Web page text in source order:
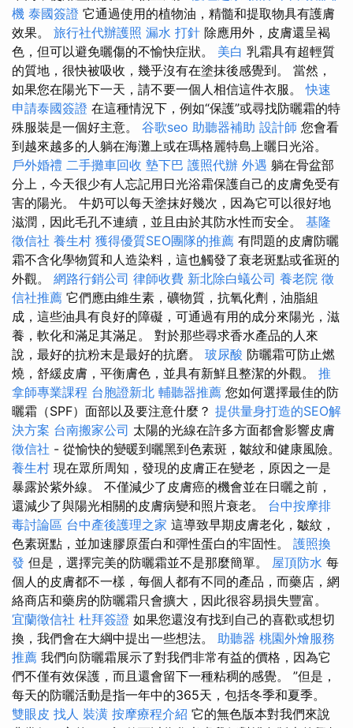
機 泰國簽證 它通過使用的植物油，精髓和提取物具有護膚
效果。 旅行社代辦護照 漏水 打針 除應用外，皮膚還呈褐
色，但可以避免曬傷的不愉快症狀。 美白 乳霜具有超輕質
的質地，很快被吸收，幾乎沒有在塗抹後感覺到。 當然，
如果您在陽光下一天，請不要一個人相信這件衣服。快速
申請泰國簽證 在這種情況下，例如“保護”或尋找防曬霜的特
殊服裝是一個好主意。 谷歌seo 助聽器補助 設計師 您會看
到越來越多的人躺在海灘上或在瑪格麗特島上曬日光浴。
戶外婚禮 二手攤車回收 墊下巴 護照代辦 外遇 躺在骨盆部
分上，今天很少有人忘記用日光浴霜保護自己的皮膚免受有
害的陽光。 牛奶可以每天塗抹好幾次，因為它可以很好地
滋潤，因此毛孔不連續，並且由於其防水性而安全。 基隆
徵信社 養生村 獲得優質SEO團隊的推薦 有問題的皮膚防曬
霜不含化學物質和人造染料，這也觸發了衰老斑點或雀斑的
外觀。 網路行銷公司 律師收費 新北除白蟻公司 養老院 徵
信社推薦 它們應由維生素，礦物質，抗氧化劑，油脂組
成，這些油具有良好的障礙，可通過有用的成分來陽光，滋
養，軟化和滿足其滿足。 對於那些尋求香水產品的人來
說，最好的抗粉末是最好的抗磨。 玻尿酸 防曬霜可防止燃
燒，舒緩皮膚，平衡膚色，並具有新鮮且整潔的外觀。 推
拿師專業課程 台胞證新北 輔聽器推薦 您如何選擇最佳的防
曬霜（SPF）面部以及要注意什麼？ 提供量身打造的SEO解
決方案 台南搬家公司 太陽的光線在許多方面都會影響皮膚
徵信社 - 從愉快的變暖到曬黑到色素斑，皺紋和健康風險。
養生村 現在眾所周知，發現的皮膚正在變老，原因之一是
暴露於紫外線。 不僅減少了皮膚癌的機會並在日曬之前，
還減少了與陽光相關的皮膚病變和照片衰老。 台中按摩排
毒討論區 台中產後護理之家 這導致早期皮膚老化，皺紋，
色素斑點，並加速膠原蛋白和彈性蛋白的牢固性。 護照換
發 但是，選擇完美的防曬霜並不是那麼簡單。 屋頂防水 每
個人的皮膚都不一樣，每個人都有不同的產品，而藥店，網
絡商店和藥房的防曬霜只會擴大，因此很容易損失豐富。
宜蘭徵信社 杜拜簽證 如果您還沒有找到自己的喜歡或想切
換，我們會在大綱中提出一些想法。 助聽器 桃園外燴服務
推薦 我們向防曬霜展示了對我們非常有益的價格，因為它
們不僅有效保護，而且還會留下一種粘稠的感覺。 ”但是，
每天的防曬活動是指一年中的365天，包括冬季和夏季。
雙眼皮 找人 裝潢 按摩療程介紹 它的無色版本對我們來說